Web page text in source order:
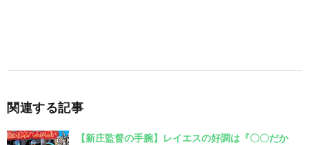
関連する記事
【新庄監督の手腕】レイエスの好調は『〇〇だか